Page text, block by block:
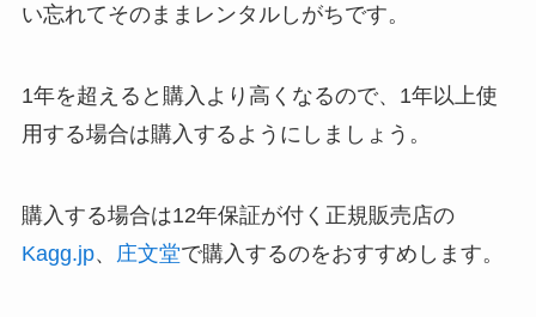
い忘れてそのままレンタルしがちです。
1年を超えると購入より高くなるので、1年以上使
用する場合は購入するようにしましょう。
購入する場合は12年保証が付く正規販売店の
Kagg.jp、 庄文堂で購入するのをおすすめします。